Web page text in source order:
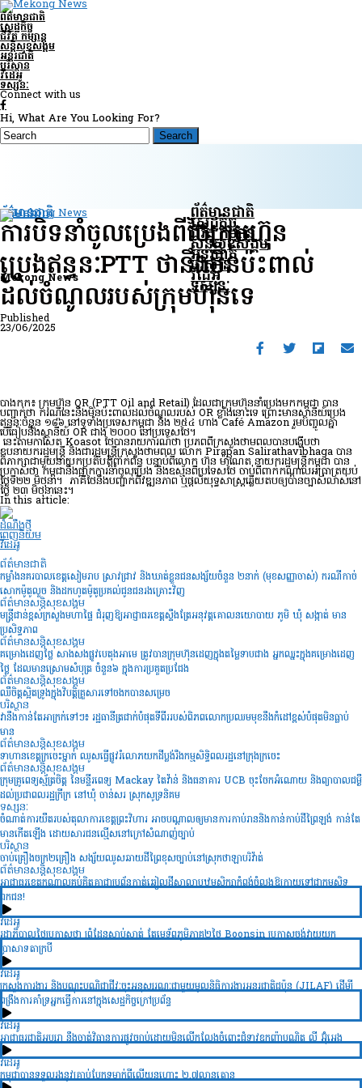
ព័ត៌មានជាតិ
សេដ្ឋកិច្ច
ជីវិត កម្សាន្ត
សន្តិសុខ​សង្គម
អន្តរជាតិ
បរិស្ថាន
វីដេអូ
ទស្សនៈ
Connect with us
Hi, What Are You Looking For?
Mekong News
ព័ត៌មានជាតិ
សេដ្ឋកិច្ច
ជីវិត កម្សាន្ត
សន្តិសុខ​សង្គម
អន្តរជាតិ
បរិស្ថាន
វីដេអូ
ទស្សនៈ
ព័ត៌មានជាតិ
ការបិទនាំចូលប្រេងពីថៃក្រុមហ៊ុន
ប្រេងឥន្ធនៈPTT ថានឹងមិនប៉ះពាល់
ដល់ចំណូលរបស់ក្រុមហ៊ុនទេ
Published
23/06/2025
បាងកក៖ ក្រុមហ៊ុន OR (PTT Oil and Retail) ដែលជាក្រុមហ៊ុននាំប្រេងមកកម្ពុជា បាន
បញ្ជាក់ថា ករណីនេះនឹងមិនប៉ះពាល់ដល់ចំណូលរបស់ OR ខ្លាំងនោះទេ ព្រោះមានស្ថានីយ៍ប្រេង
ឥន្ធនៈចំនួន ១៨៦ នៅទូទាំងប្រទេសកម្ពុជា និង ២៥៤ ហាង Café Amazon រួមបញ្ចូលគ្នា
បើធៀបនឹងស្ថានីយ៍ OR ជាង ២០០០ នៅប្រទេសថៃ។
នេះតាមកាសែត Koasot ថៃបានរាយការណ៍ថា ប្រភពពីក្រសួងថាមពលបានបង្ហើបថា
ឧបនាយករដ្ឋមន្ត្រី និងជារដ្ឋមន្ត្រីក្រសួងថាមពល លោក Pirapan Salirathavibhaga បាន
ពិភាក្សាជាមួយនាយកប្រតិបត្តិពាក់ព័ន្ធ បន្ទាប់ពីលោក ហ៊ុន ម៉ាណែត នាយករដ្ឋមន្ត្រីកម្ពុជា បាន
ប្រកាសថា កម្ពុជានឹងផ្អាកការនាំចូលប្រេង និងឧស្ម័នពីប្រទេសថៃ ចាប់ពីពាក់កណ្តាលអធ្រាត្រយប់
ថ្ងៃទី២២ មិថុនា។ ភាគី​ថៃ​នឹង​បញ្ជាក់​ពី​វឌ្ឍនភាព ឬ​ផ្តល់​យុទ្ធសាស្ត្រ​ឆ្លើយតប​ឲ្យ​បាន​ច្បាស់លាស់​នៅ​
ថ្ងៃ​ ២៣ មិថុនានេះ។
In this article:
ដំណឹងថ្មី
ពេញនិយម
វីដេអូ
ព័ត៌មានជាតិ
កម្លាំងនគរបាលខេត្តសៀមរាប ស្រាវជ្រាវ និងឃាត់ខ្លួនជនសង្ស័យចំនួន ២នាក់ (មុខសញ្ញាចាស់) ករណីកាច់
សោកម៉ូតូលួច និងដកហូតម៉ូតូប្រគល់ជូនជនរងគ្រោះវិញ
ព័ត៌មានសន្តិសុខ​សង្គម
មន្រ្តីជាន់ខ្ពស់ក្រសួងមហាផ្ទៃ ជំរុញឱ្យអាជ្ញាធរខេត្តស្ទឹងត្រែអនុវត្តគោលនយោបាយ ភូមិ ឃុំ សង្កាត់ មាន
ប្រសិទ្ធភាព
ព័ត៌មានសន្តិសុខ​សង្គម
គម្រោងដេញថ្លៃ សាងសងផ្លូវបេតុងអាមេ ត្រូវបានក្រុមហ៊ុនដេញក្នុងតម្លៃទាបជាង អ្នកឈ្នះក្នុងគម្រោងដេញ
ថ្លៃ ដែលមានស្រោមសំបុត្រ ចំនួន៦ ក្នុងការប្រគួតប្រជែង
ព័ត៌មានសន្តិសុខ​សង្គម
ឈឺចិត្តស្អិតទ្រូងក្នុងវិបត្តិគ្រួសារទៅចងកបានសម្រេច
បរិស្ថាន
វានឹងកាន់តែអាក្រក់ទៅៗ៖ រដ្ឋធានីត្រជាក់បំផុតទីពីររបស់ពិភពលោកប្រឈមមុខនឹងកំដៅខ្ពស់បំផុតមិនធ្លាប់
មាន
ព័ត៌មានសន្តិសុខ​សង្គម
ទាហានខេត្តក្រចេះម្នាក់ ឈូសធ្វើផ្លូវរំលោភយកដីប្លង់រឹងកម្មសិទ្ធិពលរដ្ឋនៅក្រុងក្រចេះ
ព័ត៌មានសន្តិសុខ​សង្គម
ក្រុមគ្រូពេទ្យស្ម័ត្រចិត្ត នៃមន្ទីរពេទ្យ Mackay តៃវ៉ាន់ និងធនាគារ UCB ចុះចែកអំណោយ និងព្យាបាលជម្ងឺ
ដល់ប្រជាពលរដ្ឋក្រីក្រ នៅឃុំ ចាន់សរ ស្រុកសូទ្រនិគម
ទស្សនៈ
ចំណាត់ការយឺតរបស់តុលាការខេត្តព្រះវិហារ អាចបណ្តាលឲ្យមានការកាប់រាននិងកាន់កាប់ដីព្រៃឡង់ កាន់តែ
មានកើតឡើង ដោយសារជនល្មើសនៅក្រៅសំណាញ់ច្បាប់
បរិស្ថាន
ចាប់គ្រឿងចក្រ២គ្រឿង សង្ស័យឈូសឆាយដីព្រៃខុសច្បាប់នៅស្រុកថាឡាបរិវ៉ាត់
ព័ត៌មានសន្តិសុខ​សង្គម
អាជ្ញាធរខេត្តកណ្តាលគប់គិតគ្នាជាប្រព័ន្ធកាត់ឆ្វៀលដីសាលាបឋមសិក្សាកំពង់ចំលងឱ្យក្លាយទៅជាកម្មសិទ្ធ
ឯកជន!
វីដេអូ
រដ្ឋាភិបាលថៃប្រកាសថា ព្រំដែនស្ងាប់ស្ងាត់ តែមេទ័ពភូមិភាគ២ថៃ Boonsin ប្រកាសចង់វាយយក
ប្រាសាទតាក្របី
វីដេអូ
ក្រសួងការងារ និងបណ្ដុះបណ្វិជ្ជាជីវៈចុះអនុស្សរណៈជាមួយមូលនិធិការងារអន្ដរជាតិជប៉ុន (JILAF) ដើម្បី
ពង្រឹងការគាំទ្រអ្នកធ្វើការនៅក្នុងសេដ្ឋកិច្ចក្រៅប្រព័ន្ធ
វីដេអូ
អាជ្ញាធរជាតិអប្សរា នឹងចាត់វិធានការផ្លូវច្បាប់ដោយមិនលើកលែងចំពោះជំទាវឧកញ៉ាបណ្ឌិត លី អ៊ុំអេង
វីដេអូ
កម្ពុជាបានទទួលរងនូវគ្រាប់បែកទម្លាក់ពីលើយន្តហោះ ២,៧លានតោន